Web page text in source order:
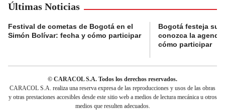
Últimas Noticias
Festival de cometas de Bogotá en el
Simón Bolívar: fecha y cómo participar
Bogotá festeja su
conozca la
cómo participar
© CARACOL S.A. Todos los derechos reservados.
CARACOL S.A. realiza una reserva expresa de las reproducciones y usos de las obras
y otras prestaciones accesibles desde este sitio web a medios de lectura mecánica u otros
medios que resulten adecuados.